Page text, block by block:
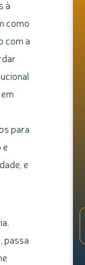
à
como
com a
para
e
e
passa